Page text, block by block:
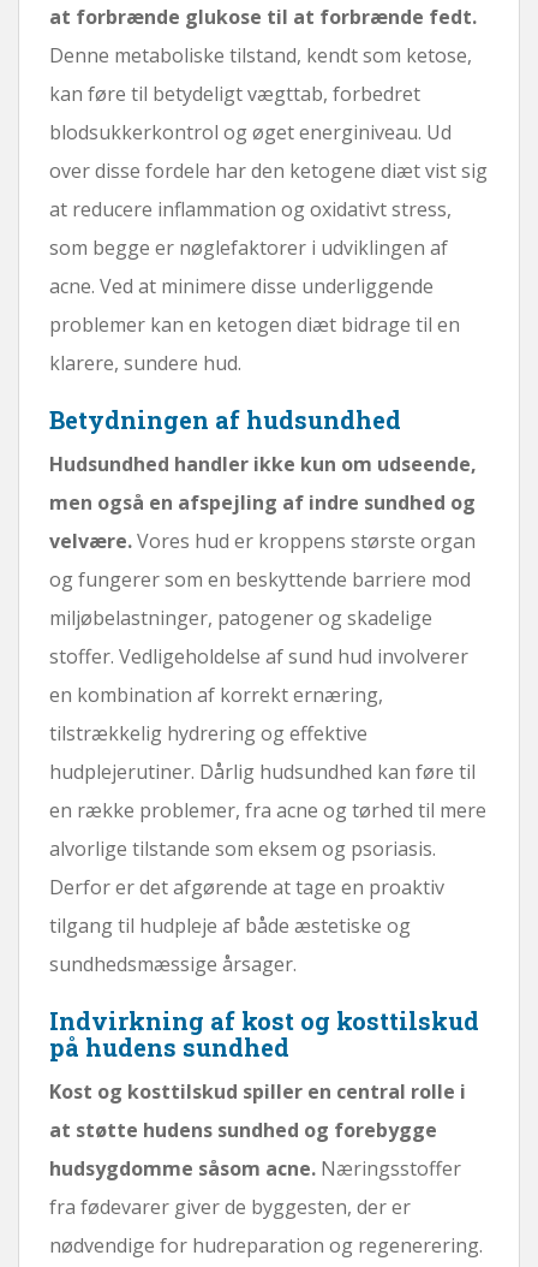
at forbrænde glukose til at forbrænde fedt.
Denne metaboliske tilstand, kendt som ketose,
kan føre til betydeligt vægttab, forbedret
blodsukkerkontrol og øget energiniveau. Ud
over disse fordele har den ketogene diæt vist sig
at reducere inflammation og oxidativt stress,
som begge er nøglefaktorer i udviklingen af ​​
acne. Ved at minimere disse underliggende
problemer kan en ketogen diæt bidrage til en
klarere, sundere hud.
Betydningen af ​​hudsundhed
Hudsundhed handler ikke kun om udseende,
men også en afspejling af indre sundhed og
velvære.Vores hud er kroppens største organ
og fungerer som en beskyttende barriere mod
miljøbelastninger, patogener og skadelige
stoffer. Vedligeholdelse af sund hud involverer
en kombination af korrekt ernæring,
tilstrækkelig hydrering og effektive
hudplejerutiner. Dårlig hudsundhed kan føre til
en række problemer, fra acne og tørhed til mere
alvorlige tilstande som eksem og psoriasis.
Derfor er det afgørende at tage en proaktiv
tilgang til hudpleje af både æstetiske og
sundhedsmæssige årsager.
Indvirkning af kost og kosttilskud
på hudens sundhed
Kost og kosttilskud spiller en central rolle i
at støtte hudens sundhed og forebygge
hudsygdomme såsom acne. Næringsstoffer
fra fødevarer giver de byggesten, der er
nødvendige for hudreparation og regenerering.